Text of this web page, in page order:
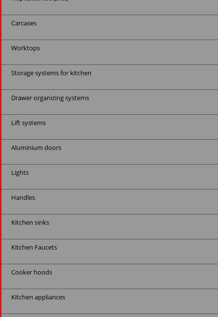
Carcases
Worktops
Storage systems for kitchen
Drawer organizing systems
Lift systems
Aluminium doors
Lights
Handles
Kitchen sinks
Kitchen Faucets
Cooker hoods
Kitchen appliances